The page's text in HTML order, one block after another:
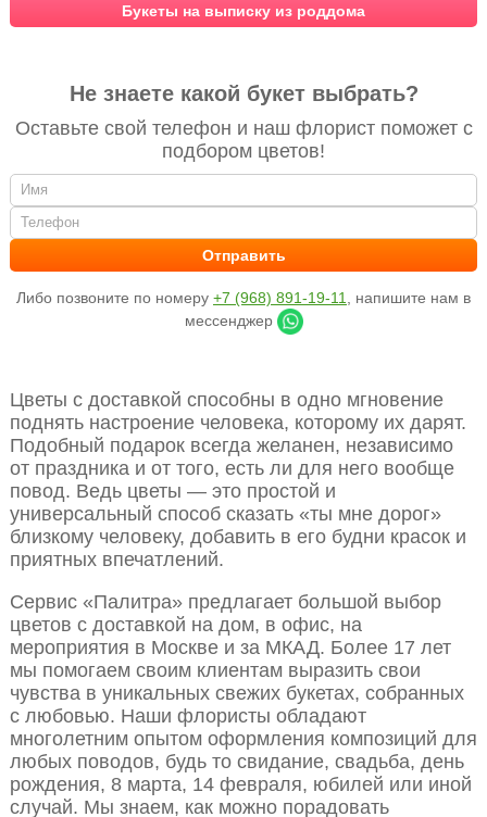
Букеты на выписку из роддома
Не знаете какой букет выбрать?
Оставьте свой телефон и наш флорист поможет с
подбором цветов!
Либо позвоните по номеру +7 (968) 891-19-11
, напишите нам в
мессенджер
Цветы с доставкой способны в одно мгновение
поднять настроение человека, которому их дарят.
Подобный подарок всегда желанен, независимо
от праздника и от того, есть ли для него вообще
повод. Ведь цветы — это простой и
универсальный способ сказать «ты мне дорог»
близкому человеку, добавить в его будни красок и
приятных впечатлений.
Сервис «Палитра» предлагает большой выбор
цветов с доставкой на дом, в офис, на
мероприятия в Москве и за МКАД. Более 17 лет
мы помогаем своим клиентам выразить свои
чувства в уникальных свежих букетах, собранных
с любовью. Наши флористы обладают
многолетним опытом оформления композиций для
любых поводов, будь то свидание, свадьба, день
рождения, 8 марта, 14 февраля, юбилей или иной
случай. Мы знаем, как можно порадовать